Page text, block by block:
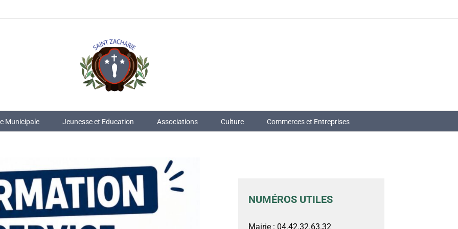
Municipale Jeunesse et Education Associations Culture Commerces et Entreprises
NUMÉROS UTILES
Mairie : 04.42.32.63.32